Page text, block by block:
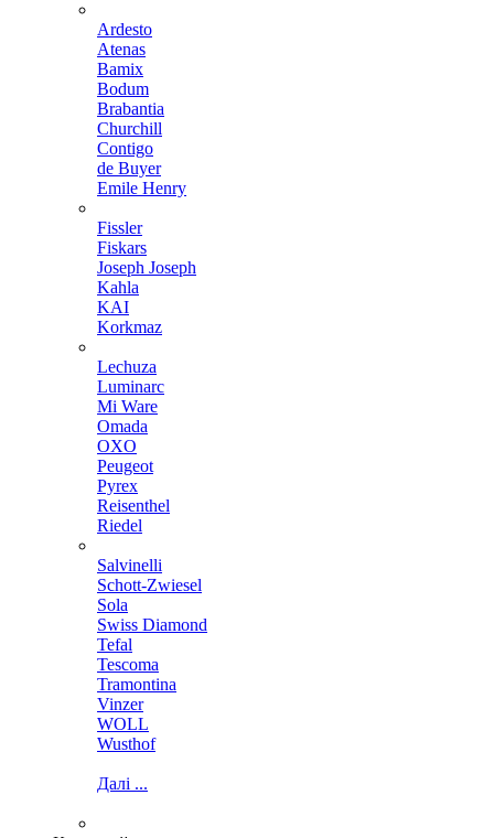
Ardesto
Atenas
Bamix
Bodum
Brabantia
Churchill
Contigo
de Buyer
Emile Henry
Fissler
Fiskars
Joseph Joseph
Kahla
KAI
Korkmaz
Lechuza
Luminarc
Mi Ware
Omada
OXO
Peugeot
Pyrex
Reisenthel
Riedel
Salvinelli
Schott-Zwiesel
Sola
Swiss Diamond
Tefal
Tescoma
Tramontina
Vinzer
WOLL
Wusthof
Далі ...